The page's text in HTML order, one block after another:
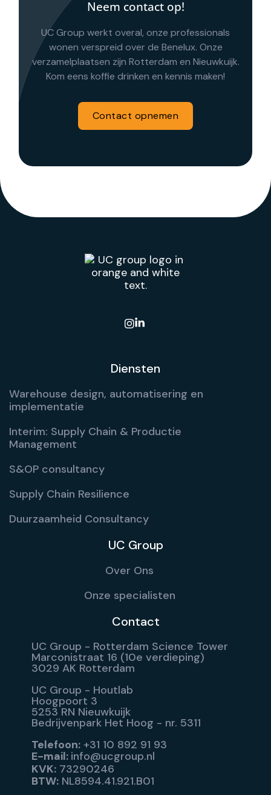
Neem contact op!
UC Group werkt overal, onze professionals
wonen verspreid over de Benelux. Onze
verzamelplaatsen zijn Rotterdam en Nieuwkuijk.
Kom eens koffie drinken en kennis maken!
Contact opnemen

Diensten
Warehouse design, automatisering en
implementatie
Interim: Supply Chain & Productie
Management
S&OP consultancy
Supply Chain Resilience
Duurzaamheid Consultancy
UC Group
Over Ons
Onze specialisten
Contact
UC Group - Rotterdam Science Tower
Marconistraat 16 (10e verdieping)
3029 AK Rotterdam
UC Group - Houtlab
Hoogpoort 3
5253 RN Nieuwkuijk
Bedrijvenpark Het Hoog - nr. 5311
Telefoon:+31 10 892 91 93
E-mail: info@ucgroup.nl
KVK:73290246
BTW:NL8594.41.921.B01